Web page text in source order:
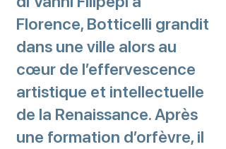
Florence, Botticelli grandit
dans une ville alors au
cœur de l’effervescence
artistique et intellectuelle
de la Renaissance. Après
une formation d’orfèvre, il